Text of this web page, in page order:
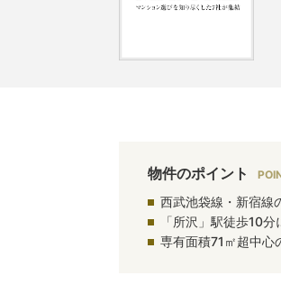
物件のポイント
西武池袋線・新宿線
「所沢」駅徒歩10
専有面積71㎡超中心